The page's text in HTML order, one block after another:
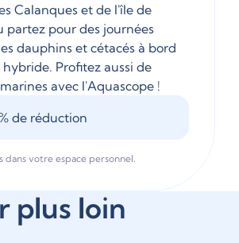
Calanques et de l'île de
partez pour des journées
dauphins et cétacés à bord
Profitez aussi de
avec l'Aquascope !
de réduction
dans votre espace personnel.
plus loin